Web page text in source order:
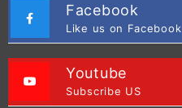
Facebook
Like us on Facebook
Youtube
Subscribe US